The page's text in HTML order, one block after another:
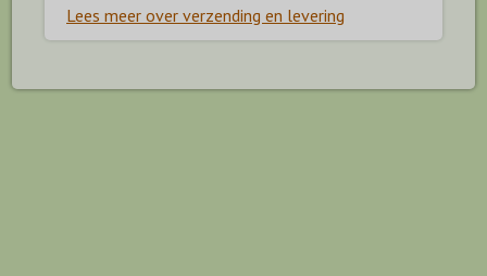
Lees meer over verzending en levering